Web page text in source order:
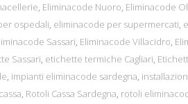
, Eliminacode Nuoro, Eliminacode
ospedali, eliminacode per supermercati,
Sassari, Eliminacode Villacidro,
Sassari, etichette termiche Cagliari,
, impianti eliminacode sardegna,
, Rotoli Cassa Sardegna, rotoli